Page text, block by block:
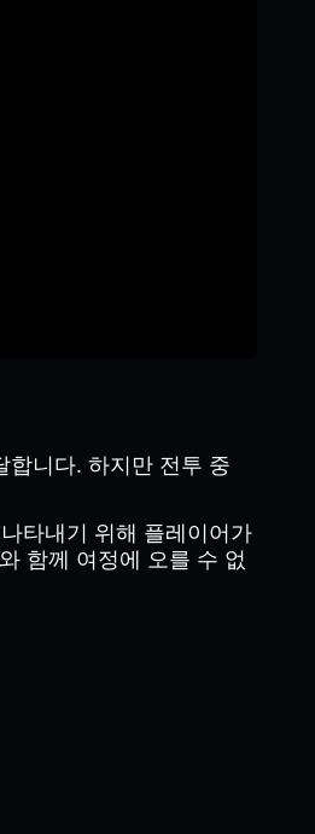
합니다. 하지만 전투 중
타내기 위해 플레이어가
함께 여정에 오를 수 없